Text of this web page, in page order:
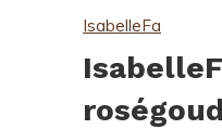
IsabelleFa